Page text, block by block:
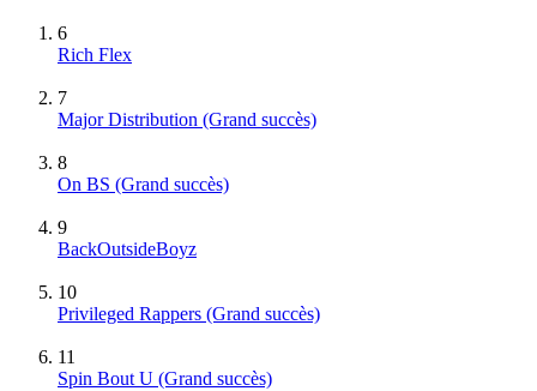
6
Rich Flex
7
Major Distribution (Grand succès)
8
On BS (Grand succès)
9
BackOutsideBoyz
10
Privileged Rappers (Grand succès)
11
Spin Bout U (Grand succès)